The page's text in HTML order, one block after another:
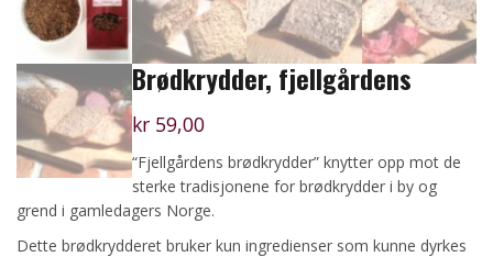
Brødkrydder, fjellgårdens
kr59,00
“Fjellgårdens brødkrydder” knytter opp mot de
sterke tradisjonene for brødkrydder i by og
grend i gamledagers Norge.
Dette brødkrydderet bruker kun ingredienser som kunne dyrkes